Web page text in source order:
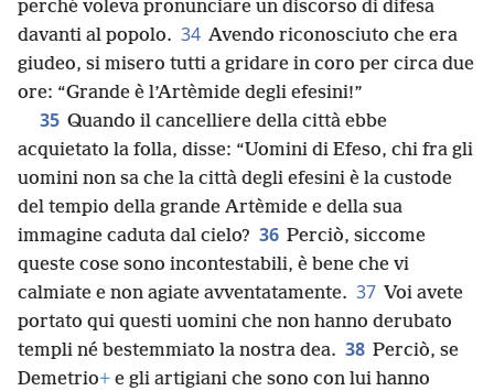
perché voleva pronunciare un discorso di difesa
davanti al popolo. 34 Avendo riconosciuto che era
giudeo, si misero tutti a gridare in coro per circa due
ore: “Grande è l’Artèmide degli efesini!”
35 Quando il cancelliere della città ebbe
acquietato la folla, disse: “Uomini di Efeso, chi fra gli
uomini non sa che la città degli efesini è la custode
del tempio della grande Artèmide e della sua
immagine caduta dal cielo? 36 Perciò, siccome
queste cose sono incontestabili, è bene che vi
calmiate e non agiate avventatamente. 37 Voi avete
portato qui questi uomini che non hanno derubato
templi né bestemmiato la nostra dea. 38 Perciò, se
Demetrio+ e gli artigiani che sono con lui hanno